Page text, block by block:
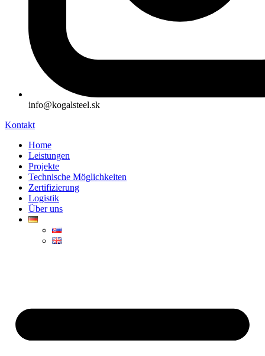
info@kogalsteel.sk
Kontakt
Home
Leistungen
Projekte
Technische Möglichkeiten
Zertifizierung
Logistik
Über uns